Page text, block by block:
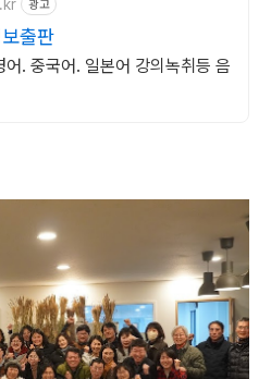
광고
출판
. 중국어. 일본어 강의녹취등 음